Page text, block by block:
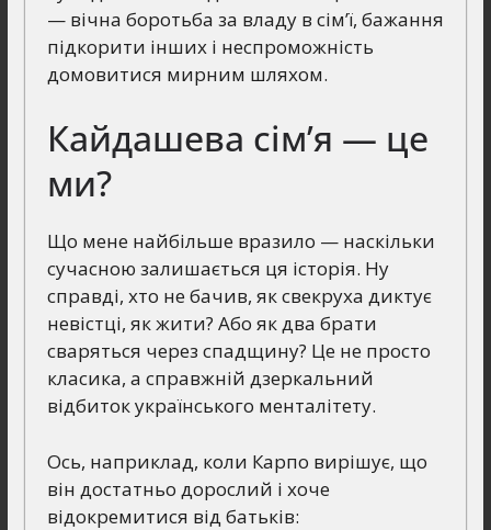
— вічна боротьба за владу в сім’ї, бажання
підкорити інших і неспроможність
домовитися мирним шляхом.
Кайдашева сім’я — це
ми?
Що мене найбільше вразило — наскільки
сучасною залишається ця історія. Ну
справді, хто не бачив, як свекруха диктує
невістці, як жити? Або як два брати
сваряться через спадщину? Це не просто
класика, а справжній дзеркальний
відбиток українського менталітету.
Ось, наприклад, коли Карпо вирішує, що
він достатньо дорослий і хоче
відокремитися від батьків: